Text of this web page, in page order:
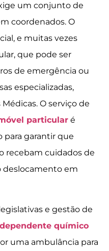
um conjunto de
coordenados. O
e muitas vezes
que pode ser
de emergência ou
especializadas,
O serviço de
particular é
garantir que
recebam cuidados de
deslocamento em
e gestão de
químico
uma ambulância para